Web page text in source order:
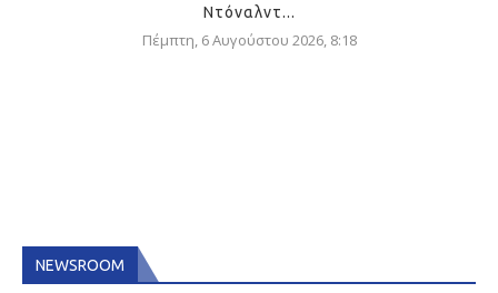
Ντόναλντ...
Πέμπτη, 6 Αυγούστου 2026, 8:18
NEWSROOM